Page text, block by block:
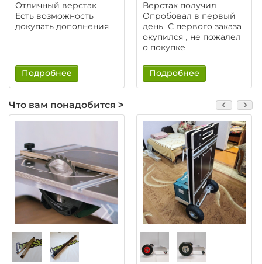
Отличный верстак.
Есть возможность
докупать дополнения
Подробнее
Верстак получил .
Опробовал в первый
день. С первого заказа
окупился , не пожалел
о покупке.
Подробнее
Что вам понадобится >